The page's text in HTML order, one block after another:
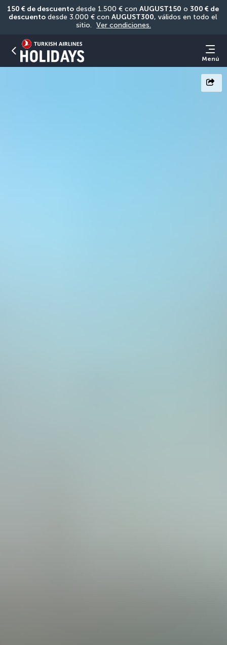
150 € de descuento desde 1.500 € con AUGUST150 o 300 € de
descuento desde 3.000 € con AUGUST300, válidos en todo el
sitio. Ver condiciones.
Menú